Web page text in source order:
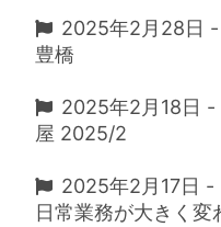
2025年2月28日
豊橋
2025年2月18日
屋 2025/2
2025年2月17日 -
日常業務が大きく